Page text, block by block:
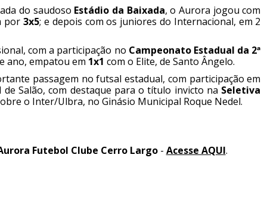
do saudoso Estádio da Baixada, o Aurora jogou com
por3x5; e depois com os juniores do Internacional, em 2
com a participação no Campeonato Estadual da 2ª
ano, empatou em 1x1 com o Elite, de Santo Ângelo.
passagem no futsal estadual, com participação em
de Salão, com destaque para o título invicto na Seletiva
o Inter/Ulbra, no Ginásio Municipal Roque Nedel.
Futebol Clube Cerro Largo- Acesse AQUI.